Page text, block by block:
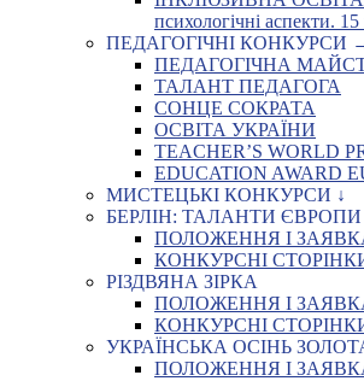
психологічні аспекти.
ПЕДАГОГІЧНІ КОНКУРСИ
ПЕДАГОГІЧНА
ТАЛАНТ ПЕДАГОГА
СОНЦЕ СОКРАТА
ОСВІТА УКРАЇНИ
TEACHER’S WORLD
EDUCATION AWARD
МИСТЕЦЬКІ КОНКУРСИ ↓
БЕРЛІН: ТАЛАНТИ ЄВРОПИ
ПОЛОЖЕННЯ І
КОНКУРСНІ
РІЗДВЯНА ЗІРКА
ПОЛОЖЕННЯ І
КОНКУРСНІ
УКРАЇНСЬКА ОСІНЬ
ПОЛОЖЕННЯ І